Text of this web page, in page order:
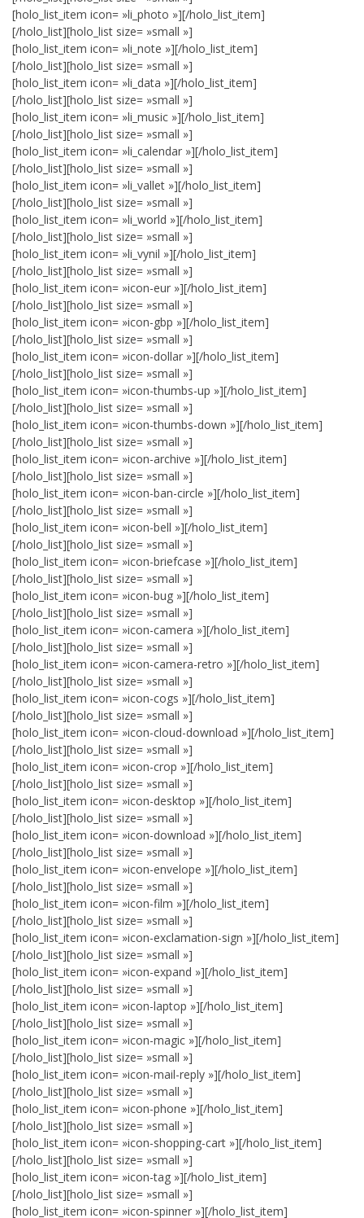
[holo_list_item icon= »li_photo »][/holo_list_item]
[/holo_list][holo_list size= »small »]
[holo_list_item icon= »li_note »][/holo_list_item]
[/holo_list][holo_list size= »small »]
[holo_list_item icon= »li_data »][/holo_list_item]
[/holo_list][holo_list size= »small »]
[holo_list_item icon= »li_music »][/holo_list_item]
[/holo_list][holo_list size= »small »]
[holo_list_item icon= »li_calendar »][/holo_list_item]
[/holo_list][holo_list size= »small »]
[holo_list_item icon= »li_vallet »][/holo_list_item]
[/holo_list][holo_list size= »small »]
[holo_list_item icon= »li_world »][/holo_list_item]
[/holo_list][holo_list size= »small »]
[holo_list_item icon= »li_vynil »][/holo_list_item]
[/holo_list][holo_list size= »small »]
[holo_list_item icon= »icon-eur »][/holo_list_item]
[/holo_list][holo_list size= »small »]
[holo_list_item icon= »icon-gbp »][/holo_list_item]
[/holo_list][holo_list size= »small »]
[holo_list_item icon= »icon-dollar »][/holo_list_item]
[/holo_list][holo_list size= »small »]
[holo_list_item icon= »icon-thumbs-up »][/holo_list_item]
[/holo_list][holo_list size= »small »]
[holo_list_item icon= »icon-thumbs-down »][/holo_list_item]
[/holo_list][holo_list size= »small »]
[holo_list_item icon= »icon-archive »][/holo_list_item]
[/holo_list][holo_list size= »small »]
[holo_list_item icon= »icon-ban-circle »][/holo_list_item]
[/holo_list][holo_list size= »small »]
[holo_list_item icon= »icon-bell »][/holo_list_item]
[/holo_list][holo_list size= »small »]
[holo_list_item icon= »icon-briefcase »][/holo_list_item]
[/holo_list][holo_list size= »small »]
[holo_list_item icon= »icon-bug »][/holo_list_item]
[/holo_list][holo_list size= »small »]
[holo_list_item icon= »icon-camera »][/holo_list_item]
[/holo_list][holo_list size= »small »]
[holo_list_item icon= »icon-camera-retro »][/holo_list_item]
[/holo_list][holo_list size= »small »]
[holo_list_item icon= »icon-cogs »][/holo_list_item]
[/holo_list][holo_list size= »small »]
[holo_list_item icon= »icon-cloud-download »][/holo_list_item]
[/holo_list][holo_list size= »small »]
[holo_list_item icon= »icon-crop »][/holo_list_item]
[/holo_list][holo_list size= »small »]
[holo_list_item icon= »icon-desktop »][/holo_list_item]
[/holo_list][holo_list size= »small »]
[holo_list_item icon= »icon-download »][/holo_list_item]
[/holo_list][holo_list size= »small »]
[holo_list_item icon= »icon-envelope »][/holo_list_item]
[/holo_list][holo_list size= »small »]
[holo_list_item icon= »icon-film »][/holo_list_item]
[/holo_list][holo_list size= »small »]
[holo_list_item icon= »icon-exclamation-sign »][/holo_list_item]
[/holo_list][holo_list size= »small »]
[holo_list_item icon= »icon-expand »][/holo_list_item]
[/holo_list][holo_list size= »small »]
[holo_list_item icon= »icon-laptop »][/holo_list_item]
[/holo_list][holo_list size= »small »]
[holo_list_item icon= »icon-magic »][/holo_list_item]
[/holo_list][holo_list size= »small »]
[holo_list_item icon= »icon-mail-reply »][/holo_list_item]
[/holo_list][holo_list size= »small »]
[holo_list_item icon= »icon-phone »][/holo_list_item]
[/holo_list][holo_list size= »small »]
[holo_list_item icon= »icon-shopping-cart »][/holo_list_item]
[/holo_list][holo_list size= »small »]
[holo_list_item icon= »icon-tag »][/holo_list_item]
[/holo_list][holo_list size= »small »]
[holo_list_item icon= »icon-spinner »][/holo_list_item]